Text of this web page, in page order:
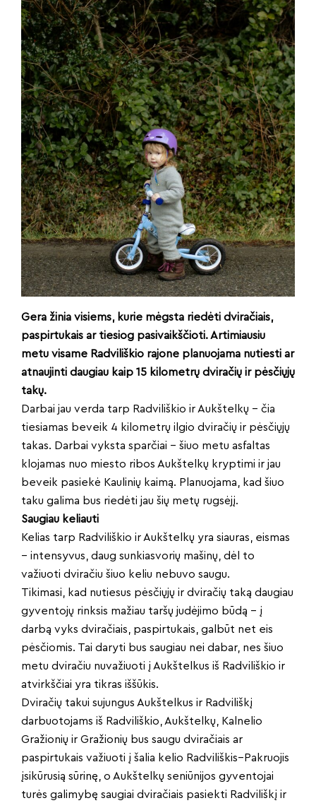
Gera žinia visiems, kurie mėgsta riedėti dviračiais,
paspirtukais ar tiesiog pasivaikščioti. Artimiausiu
metu visame Radviliškio rajone planuojama nutiesti ar
atnaujinti daugiau kaip 15 kilometrų dviračių ir pėsčiųjų
takų.
Darbai jau verda tarp Radviliškio ir Aukštelkų – čia
tiesiamas beveik 4 kilometrų ilgio dviračių ir pėsčiųjų
takas. Darbai vyksta sparčiai – šiuo metu asfaltas
klojamas nuo miesto ribos Aukštelkų kryptimi ir jau
beveik pasiekė Kaulinių kaimą. Planuojama, kad šiuo
taku galima bus riedėti jau šių metų rugsėjį.
Saugiau keliauti
Kelias tarp Radviliškio ir Aukštelkų yra siauras, eismas
– intensyvus, daug sunkiasvorių mašinų, dėl to
važiuoti dviračiu šiuo keliu nebuvo saugu.
Tikimasi, kad nutiesus pėsčiųjų ir dviračių taką daugiau
gyventojų rinksis mažiau taršų judėjimo būdą – į
darbą vyks dviračiais, paspirtukais, galbūt net eis
pėsčiomis. Tai daryti bus saugiau nei dabar, nes šiuo
metu dviračiu nuvažiuoti į Aukštelkus iš Radviliškio ir
atvirkščiai yra tikras iššūkis.
Dviračių takui sujungus Aukštelkus ir Radviliškį
darbuotojams iš Radviliškio, Aukštelkų, Kalnelio
Gražionių ir Gražionių bus saugu dviračiais ar
paspirtukais važiuoti į šalia kelio Radviliškis–Pakruojis
įsikūrusią sūrinę, o Aukštelkų seniūnijos gyventojai
turės galimybę saugiai dviračiais pasiekti Radviliškį ir